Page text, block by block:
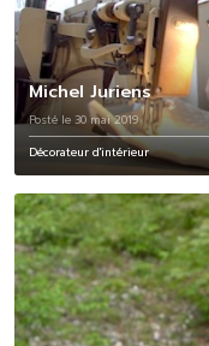
Michel Juriens
Posté le 30 mai 2019
Décorateur d'intérieur